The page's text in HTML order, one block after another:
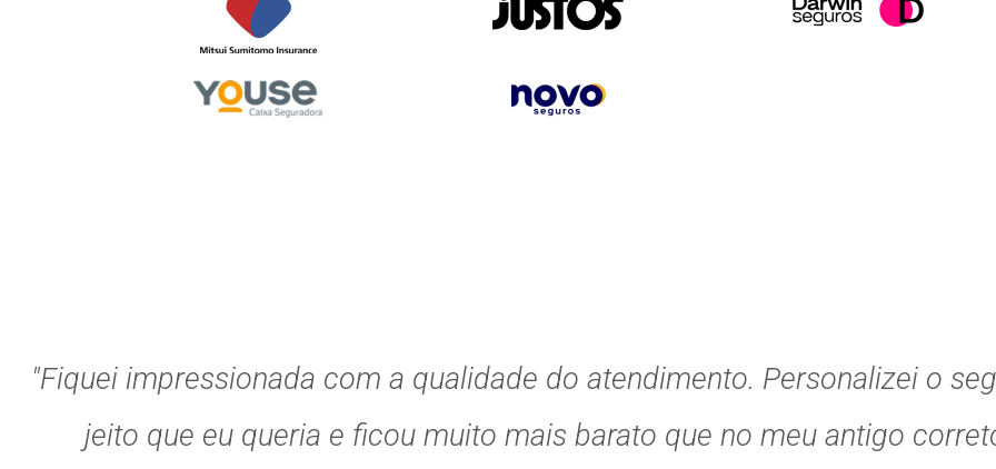
"Fiquei impressionada com a qualidade do atendimento. Personalizei o
jeito que eu queria e ficou muito mais barato que no meu antigo